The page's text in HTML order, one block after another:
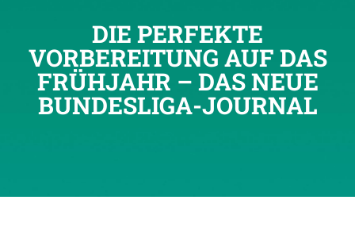
DIE PERFEKTE
VORBEREITUNG AUF DAS
FRÜHJAHR – DAS NEUE
BUNDESLIGA-JOURNAL